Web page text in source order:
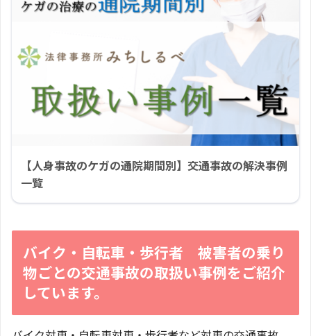
【人身事故のケガの通院期間別】交通事故の解決事例
一覧
バイク・自転車・歩行者 被害者の乗り
物ごとの交通事故の取扱い事例をご紹介
しています。